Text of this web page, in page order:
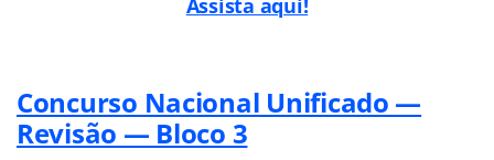
Concurso Nacional Unificado —
Revisão — Bloco 3